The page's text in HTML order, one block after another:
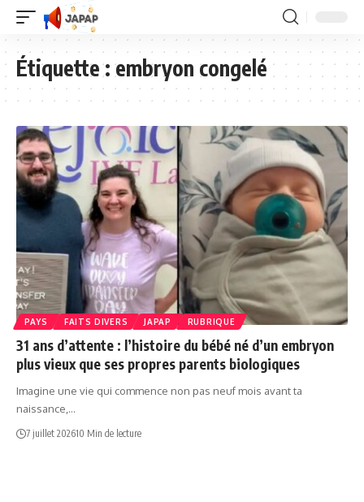
Étiquette :embryon congelé
PAYS FAITS DIVERS JAPAP RUBRIQUE
31 ans d’attente : l’histoire du bébé né d’un embryon
plus vieux que ses propres parents biologiques
Imagine une vie qui commence non pas neuf mois avant ta
naissance,…
7 juillet 202610 Min de lecture